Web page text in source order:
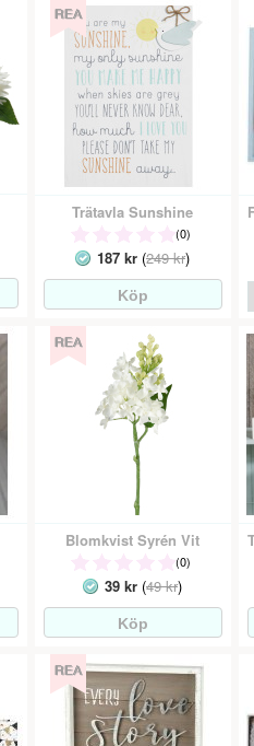
Trätavla Sunshine
(0)
187 kr (249 kr)
Blomkvist Syrén Vit
(0)
39 kr (49 kr)